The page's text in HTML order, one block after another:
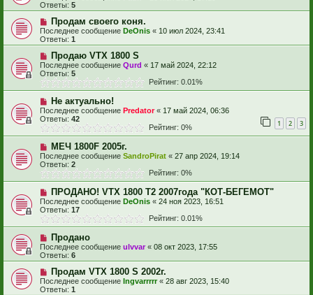
Ответы: 5
Продам своего коня.
Последнее сообщение DeOnis « 10 июл 2024, 23:41
Ответы: 1
Продаю VTX 1800 S
Последнее сообщение Qurd « 17 май 2024, 22:12
Ответы: 5
Рейтинг: 0.01%
Не актуально!
Последнее сообщение Predator« 17 май 2024, 06:36
Ответы: 42 1 2 3
Рейтинг: 0%
МЕЧ 1800F 2005г.
Последнее сообщение SandroPirat « 27 апр 2024, 19:14
Ответы: 2
Рейтинг: 0%
ПРОДАНО! VTX 1800 T2 2007года "КОТ-БЕГЕМОТ"
Последнее сообщение DeOnis « 24 ноя 2023, 16:51
Ответы: 17
Рейтинг: 0.01%
Продано
Последнее сообщение ulvvar« 08 окт 2023, 17:55
Ответы: 6
Продам VTX 1800 S 2002г.
Последнее сообщение Ingvarrrrr« 28 авг 2023, 15:40
Ответы: 1